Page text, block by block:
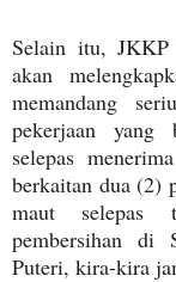
Selain itu, JKKP
akan
memandang
pekerjaan yang
selepas
berkaitan dua (2)
maut selepas
pembersihan di
Puteri, kira-kira